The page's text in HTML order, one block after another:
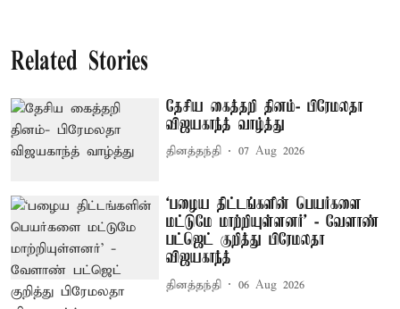
Related Stories
தேசிய கைத்தறி தினம்- பிரேமலதா
விஜயகாந்த் வாழ்த்து
தினத்தந்தி 07 Aug 2026
‘பழைய திட்டங்களின் பெயர்களை
மட்டுமே மாற்றியுள்ளனர்’ - வேளாண்
பட்ஜெட் குறித்து பிரேமலதா
விஜயகாந்த்
தினத்தந்தி 06 Aug 2026